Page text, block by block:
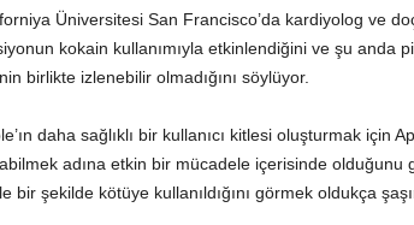
Üniversitesi San Francisco’da kardiyolog ve
kokain kullanımıyla etkinlendiğini ve şu anda
birlikte izlenebilir olmadığını söylüyor.
daha sağlıklı bir kullanıcı kitlesi oluşturmak için
adına etkin bir mücadele içerisinde olduğunu
bir şekilde kötüye kullanıldığını görmek oldukça